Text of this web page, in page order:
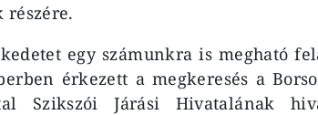
részére.
egy számunkra is megható
érkezett a megkeresés a
Szikszói Járási Hivatalának